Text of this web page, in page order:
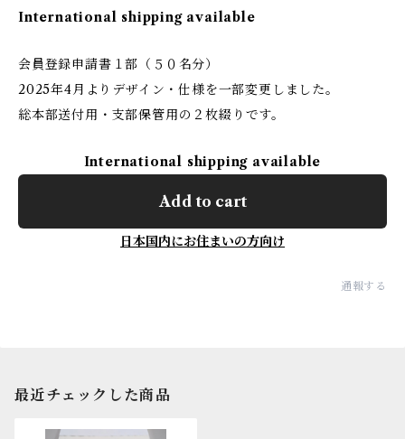
International shipping available
会員登録申請書１部（５０名分）
2025年4月よりデザイン・仕様を一部変更しました。
総本部送付用・支部保管用の２枚綴りです。
International shipping available
Add to cart
日本国内にお住まいの方向け
通報する
最近チェックした商品